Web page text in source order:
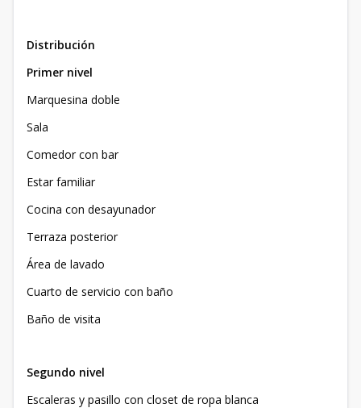
Distribución
Primer nivel
Marquesina doble
Sala
Comedor con bar
Estar familiar
Cocina con desayunador
Terraza posterior
Área de lavado
Cuarto de servicio con baño
Baño de visita
Segundo nivel
Escaleras y pasillo con closet de ropa blanca